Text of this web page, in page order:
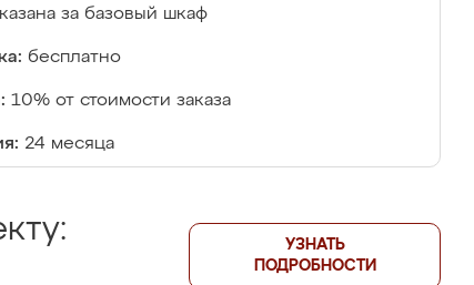
за базовый шкаф
бесплатно
10% от стоимости заказа
24 месяца
УЗНАТЬ
ПОДРОБНОСТИ